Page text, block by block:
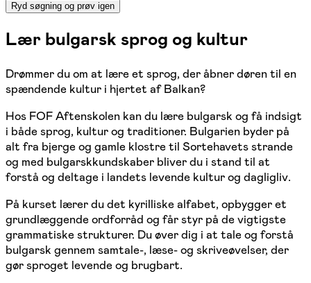
Ryd søgning og prøv igen
Lær bulgarsk sprog og kultur
Drømmer du om at lære et sprog, der åbner døren til en
spændende kultur i hjertet af Balkan?
Hos FOF Aftenskolen kan du lære bulgarsk og få indsigt
i både sprog, kultur og traditioner. Bulgarien byder på
alt fra bjerge og gamle klostre til Sortehavets strande
og med bulgarskkundskaber bliver du i stand til at
forstå og deltage i landets levende kultur og dagligliv.
På kurset lærer du det kyrilliske alfabet, opbygger et
grundlæggende ordforråd og får styr på de vigtigste
grammatiske strukturer. Du øver dig i at tale og forstå
bulgarsk gennem samtale-, læse- og skriveøvelser, der
gør sproget levende og brugbart.